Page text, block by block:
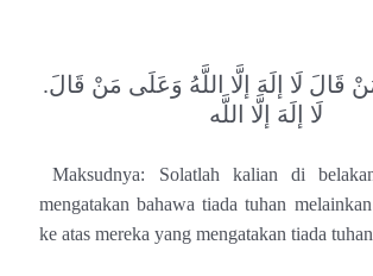
.لَا إلَهَ إلَّا اللَّهُ وَعَلَى مَنْ قَالَ
لَا إلَهَ إلَّا اللَّه
Maksudnya: Solatlah kalian di
mengatakan bahawa tiada tuhan
ke atas mereka yang mengatakan tiada